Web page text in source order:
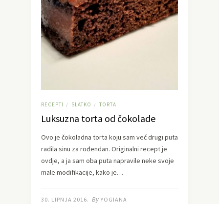
RECEPTI / SLATKO / TORTA
Luksuzna torta od čokolade
Ovo je čokoladna torta koju sam već drugi puta
radila sinu za rođendan. Originalni recept je
ovdje, a ja sam oba puta napravile neke svoje
male modifikacije, kako je…
30. LIPNJA 2016. By YOGIANA